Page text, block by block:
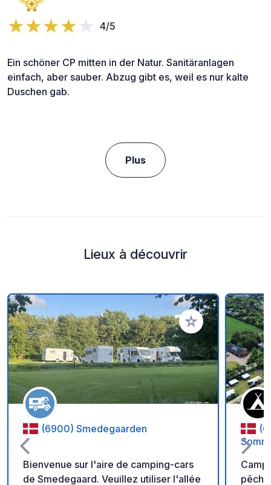
4/5
Ein schöner CP mitten in der Natur. Sanitäranlagen
einfach, aber sauber. Abzug gibt es, weil es nur kalte
Duschen gab.
Plus
Lieux à découvrir
Ajouter à vos
(6900) Smedegaarden
Bienvenue sur l'aire de camping-cars
de Smedegaard. Veuillez utiliser l'allée
pêche